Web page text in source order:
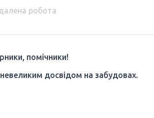
робота
помічники!
досвідом на забудовах.